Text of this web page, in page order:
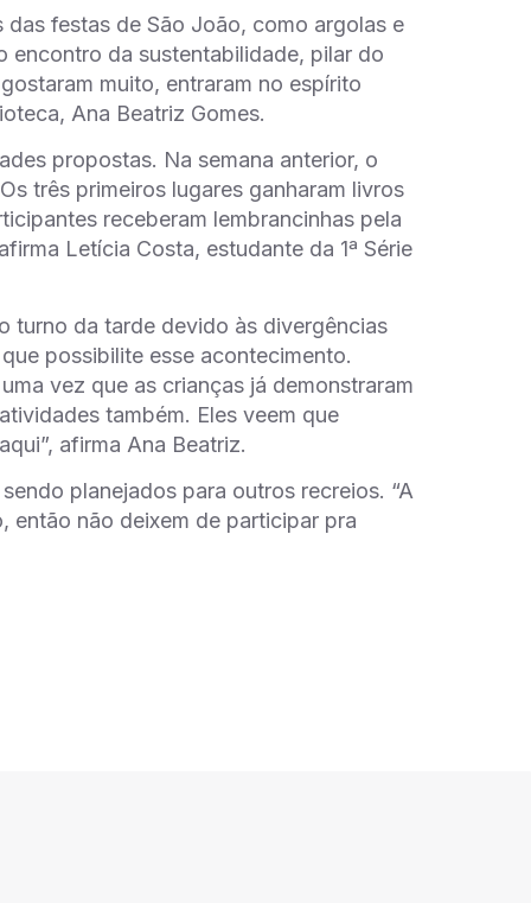
das festas de São João, como argolas e
encontro da sustentabilidade, pilar do
muito, entraram no espírito
Ana Beatriz Gomes.
propostas. Na semana anterior, o
três primeiros lugares ganharam livros
receberam lembrancinhas pela
Letícia Costa, estudante da 1ª Série
turno da tarde devido às divergências
possibilite esse acontecimento.
vez que as crianças já demonstraram
também. Eles veem que
afirma Ana Beatriz.
planejados para outros recreios. “A
então não deixem de participar pra